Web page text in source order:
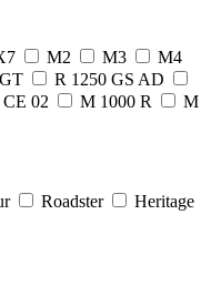
M2 M3
M4
R 1250 GS AD
CE 02 M 1000 R M
Roadster Heritage